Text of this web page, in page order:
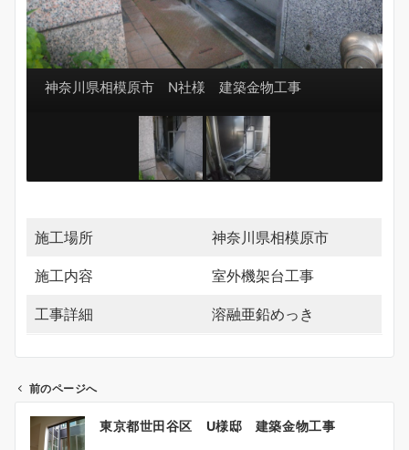
神奈川県相模原市 N社様 建築金物工事
施工場所 神奈川県相模原市
施工内容 室外機架台工事
工事詳細 溶融亜鉛めっき
前のページへ
東京都世田谷区 U様邸 建築金物工事